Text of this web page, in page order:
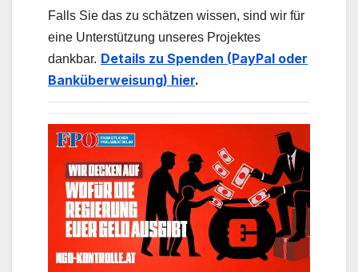
Falls Sie das zu schätzen wissen, sind wir für
eine Unterstützung unseres Projektes
dankbar. Details zu Spenden (PayPal oder
Banküberweisung) hier.